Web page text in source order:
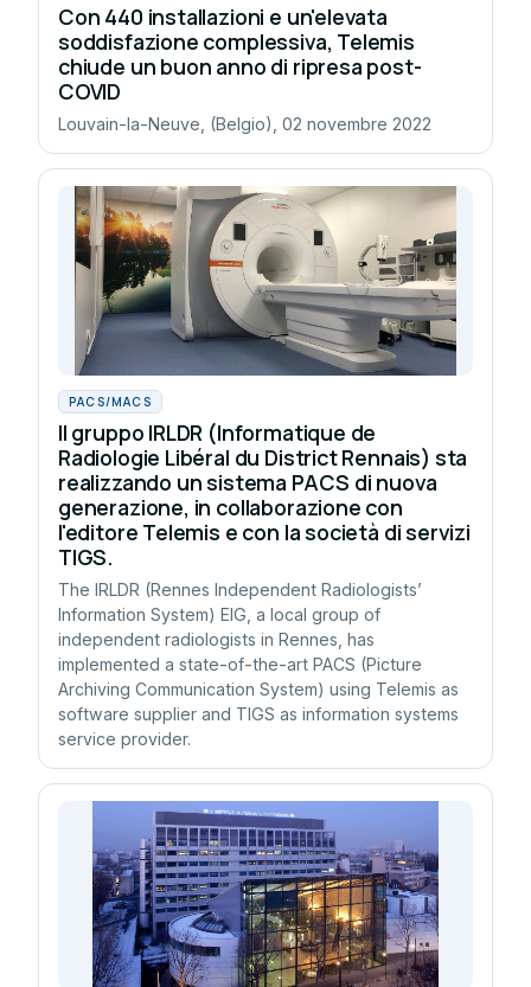
Con 440 installazioni e un'elevata
soddisfazione complessiva, Telemis
chiude un buon anno di ripresa post-
COVID
Louvain-la-Neuve, (Belgio), 02 novembre 2022
PACS/MACS
Il gruppo IRLDR (Informatique de
Radiologie Libéral du District Rennais) sta
realizzando un sistema PACS di nuova
generazione, in collaborazione con
l'editore Telemis e con la società di servizi
TIGS.
The IRLDR (Rennes Independent Radiologists’
Information System) EIG, a local group of
independent radiologists in Rennes, has
implemented a state-of-the-art PACS (Picture
Archiving Communication System) using Telemis as
software supplier and TIGS as information systems
service provider.